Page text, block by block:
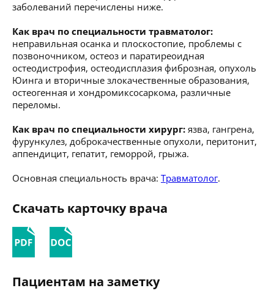
заболеваний перечислены ниже.
Как врач по специальности травматолог:
неправильная осанка и плоскостопие, проблемы с
позвоночником, остеоз и паратиреоидная
остеодистрофия, остеодисплазия фиброзная, опухоль
Юинга и вторичные злокачественные образования,
остеогенная и хондромиксосаркома, различные
переломы.
Как врач по специальности хирург: язва, гангрена,
фурункулез, доброкачественные опухоли, перитонит,
аппендицит, гепатит, геморрой, грыжа.
Основная специальность врача: Травматолог.
Скачать карточку врача
Пациентам на заметку